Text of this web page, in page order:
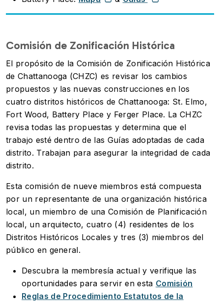
Comisión de Zonificación Histórica
El propósito de la Comisión de Zonificación Histórica
de Chattanooga (CHZC) es revisar los cambios
propuestos y las nuevas construcciones en los
cuatro distritos históricos de Chattanooga: St. Elmo,
Fort Wood, Battery Place y Ferger Place. La CHZC
revisa todas las propuestas y determina que el
trabajo esté dentro de las Guías adoptadas de cada
distrito. Trabajan para asegurar la integridad de cada
distrito.
Esta comisión de nueve miembros está compuesta
por un representante de una organización histórica
local, un miembro de una Comisión de Planificación
local, un arquitecto, cuatro (4) residentes de los
Distritos Históricos Locales y tres (3) miembros del
público en general.
Descubra la membresía actual y verifique las
oportunidades para servir en esta Comisión
Reglas de Procedimiento Estatutos de la